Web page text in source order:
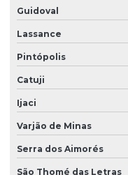
Guidoval
Lassance
Pintópolis
Catuji
Ijaci
Varjão de Minas
Serra dos Aimorés
São Thomé das Letras